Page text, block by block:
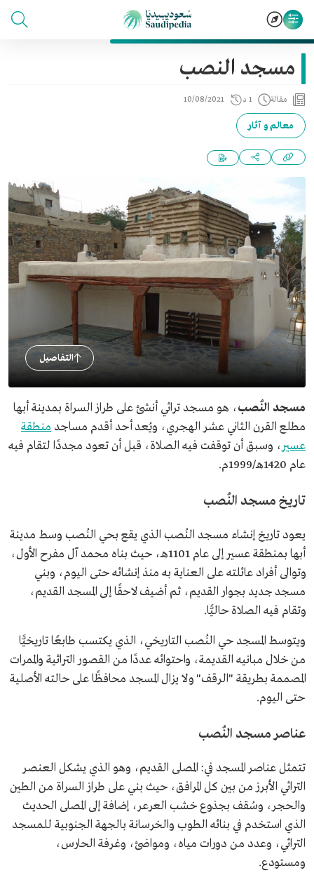
مسجد النصب
مقالة 1 د 10/08/2021
معالم و آثار
التفاصيل
مسجد النُصب، هو مسجد تراثي أنشئ على طراز السراة بمدينة أبها
مطلع القرن الثاني عشر الهجري، ويُعد أحد أقدم مساجد منطقة
عسير، وسبق أن توقفت فيه الصلاة، قبل أن تعود مجددًا لتقام فيه
عام 1420هـ/1999م.
تاريخ مسجد النُصب
يعود تاريخ إنشاء مسجد النُصب الذي يقع بحي النُصب وسط مدينة
أبها بمنطقة عسير إلى عام 1101هـ، حيث بناه محمد آل مفرح الأول،
وتوالى أفراد عائلته على العناية به منذ إنشائه حتى اليوم، وبني
مسجد جديد بجوار القديم، ثم أضيف لاحقًا إلى المسجد القديم،
وتقام فيه الصلاة حاليًّا.
ويتوسط المسجد حي النُصب التاريخي، الذي يكتسب طابعًا تاريخيًّا
من خلال مبانيه القديمة، واحتوائه عددًا من القصور التراثية والممرات
المصممة بطريقة "الرقف" ولا يزال المسجد محافظًا على حالته الأصلية
حتى اليوم.
عناصر مسجد النُصب
تتمثل عناصر المسجد في: المصلى القديم، وهو الذي يشكل العنصر
التراثي الأبرز من بين كل المرافق، حيث بني على طراز السراة من الطين
والحجر، وسُقف بجذوع خشب العرعر، إضافة إلى المصلى الحديث
الذي استخدم في بنائه الطوب والخرسانة بالجهة الجنوبية للمسجد
التراثي، وعدد من دورات مياه، ومواضئ، وغرفة الحارس،
ومستودع.